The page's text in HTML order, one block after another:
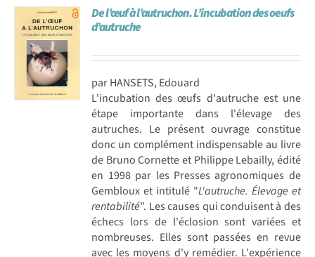
De l’œuf à l’autruchon. L’incubation des oeufs
d’autruche
par HANSETS, Edouard
L'incubation des œufs d'autruche est une
étape importante dans l'élevage des
autruches. Le présent ouvrage constitue
donc un complément indispensable au livre
de Bruno Cornette et Philippe Lebailly, édité
en 1998 par les Presses agronomiques de
Gembloux et intitulé "L'autruche. Élevage et
rentabilité". Les causes qui conduisent à des
échecs lors de l'éclosion sont variées et
nombreuses. Elles sont passées en revue
avec les moyens d'y remédier. L'expérience